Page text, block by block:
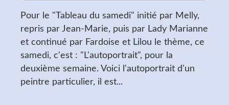
Pour le "Tableau du samedi" initié par Melly,
repris par Jean-Marie, puis par Lady Marianne
et continué par Fardoise et Lilou le thème, ce
samedi, c'est : "L'autoportrait", pour la
deuxième semaine. Voici l'autoportrait d'un
peintre particulier, il est...